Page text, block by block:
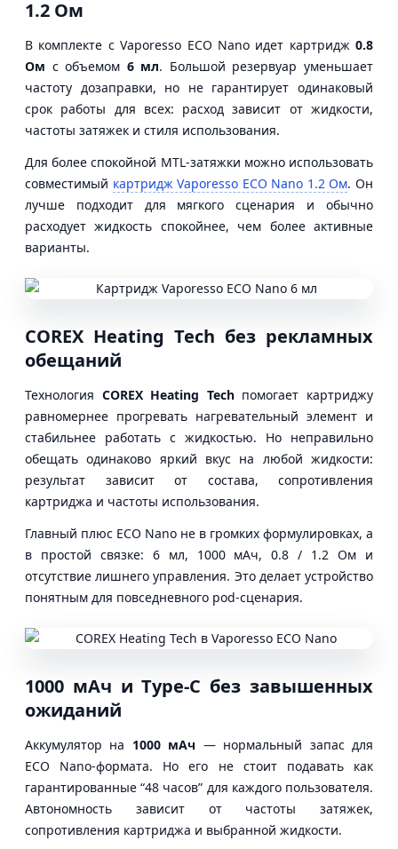
1.2 Ом
В комплекте с Vaporesso ECO Nano идет картридж 0.8
Ом с объемом 6 мл. Большой резервуар уменьшает
частоту дозаправки, но не гарантирует одинаковый
срок работы для всех: расход зависит от жидкости,
частоты затяжек и стиля использования.
Для более спокойной MTL-затяжки можно использовать
совместимый картридж Vaporesso ECO Nano 1.2 Ом. Он
лучше подходит для мягкого сценария и обычно
расходует жидкость спокойнее, чем более активные
варианты.
COREX Heating Tech без рекламных
обещаний
Технология COREX Heating Techпомогает картриджу
равномернее прогревать нагревательный элемент и
стабильнее работать с жидкостью. Но неправильно
обещать одинаково яркий вкус на любой жидкости:
результат зависит от состава, сопротивления
картриджа и частоты использования.
Главный плюс ECO Nano не в громких формулировках, а
в простой связке: 6 мл, 1000 мАч, 0.8 / 1.2 Ом и
отсутствие лишнего управления. Это делает устройство
понятным для повседневного pod-сценария.
1000 мАч и Type-C без завышенных
ожиданий
Аккумулятор на 1000 мАч — нормальный запас для
ECO Nano-формата. Но его не стоит подавать как
гарантированные “48 часов” для каждого пользователя.
Автономность зависит от частоты затяжек,
сопротивления картриджа и выбранной жидкости.